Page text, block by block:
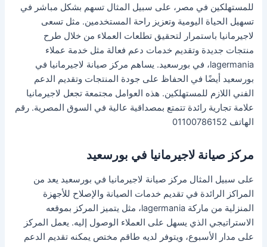
للمستهلكين في مصر، على سبيل المثال تسهم بشكل مباشر في
تسهيل الحياة اليومية وتعزيز راحة المستخدمين. مثل تسعى
لاجيرمانيا باستمرار لتحقيق تطلعات العملاء من خلال طرح
منتجات جديدة وتقديم خدمات دعم فعالة مثل خدمة عملاء
lagermania، في بورسعيد. يساهم مركز صيانة لاجيرمانيا في
بورسعيد أيضًا في الحفاظ على جودة المنتجات وتقديم الدعم
الفني اللازم للمستهلكين. هذه العوامل مجتمعة تجعل لاجيرمانيا
علامة تجارية رائدة تتمتع بمصداقية عالية في السوق المصرية. رقم
الهاتف 01100786152
مركز صيانة لاجيرمانيا في بورسعيد
على سبيل المثال مركز صيانة لاجيرمانيا في بورسعيد يعد من
المراكز الرائدة في تقديم خدمات الصيانة والإصلاح للأجهزة
المنزلية من ماركة lagermania، مثل يتميز المركز بموقعه
الاستراتيجي الذي يسهل على العملاء الوصول إليه. يعمل المركز
على مدار الأسبوع، ويتوفر لديه طاقم مختص يمكنه تقديم الدعم